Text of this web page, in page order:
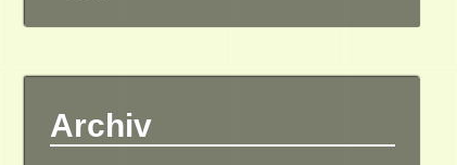
Archiv